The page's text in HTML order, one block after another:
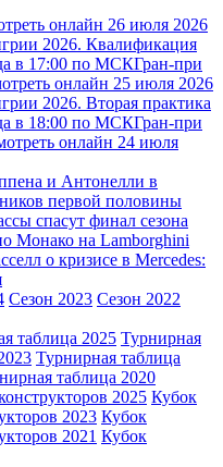
онлайн 26 июля 2026
2026. Квалификация
в 17:00 по МСКГран-при
онлайн 25 июля 2026
2026. Вторая практика
в 18:00 по МСКГран-при
онлайн 24 июля
и Антонелли в
первой половины
спасут финал сезона
Монако на Lamborghini
о кризисе в Mercedes:
Сезон 2023 Сезон 2022
таблица 2025 Турнирная
Турнирная таблица
таблица 2020
2025 Кубок
2023 Кубок
2021 Кубок